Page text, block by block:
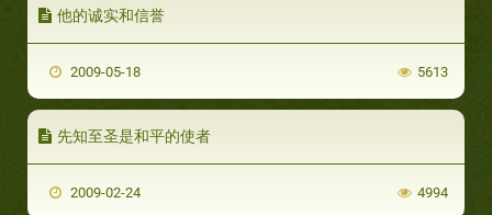
他的诚实和信誉
2009-05-18 5613
先知至圣是和平的使者
2009-02-24 4994